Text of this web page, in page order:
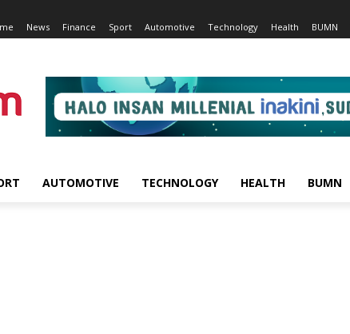
News Finance Sport Automotive Technology Health BUMN
AUTOMOTIVE TECHNOLOGY HEALTH BUMN